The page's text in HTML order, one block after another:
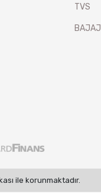
TVS
BAJAJ
ile korunmaktadır.